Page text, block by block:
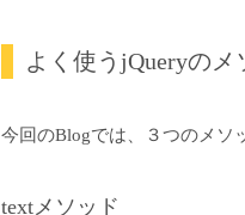
よく使うjQueryのメ
今回のBlogでは、３つのメソ
textメソッド